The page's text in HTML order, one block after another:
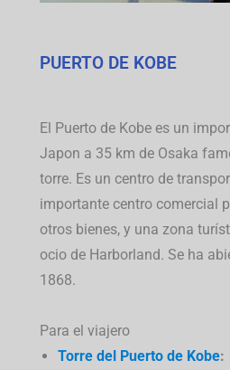
PUERTO DE KOBE
El Puerto de Kobe es un
Japon a 35 km de Osaka
torre. Es un centro de
importante centro comercial
otros bienes, y una zona
ocio de Harborland.Se ha
1868.
Para el viajero
Torre del Puerto de Kobe: